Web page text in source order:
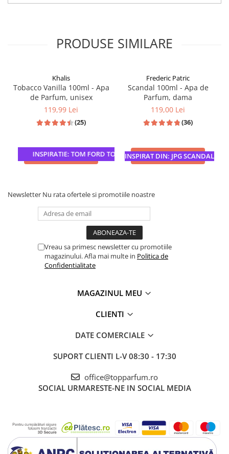
PRODUSE SIMILARE
INSPIRATIE: TOM FORD TOBACCO VANILLE
Khalis
Tobacco Vanilla 100ml - Apa
de Parfum, unisex
119,99 Lei
(25)
ADAUGA IN COS INSPIRAT DIN: JPG SCANDAL
Frederic Patric
Scandal 100ml - Apa de
Parfum, dama
119,00 Lei
(36)
ADAUGA IN COS
Newsletter Nu rata ofertele si promotiile noastre
Vreau sa primesc newsletter cu promotiile
magazinului. Afla mai multe in Politica de
Confidentialitate
MAGAZINUL MEU
CLIENTI
DATE COMERCIALE
SUPORT CLIENTI L-V 08:30 - 17:30
office@topparfum.ro
SOCIAL URMARESTE-NE IN SOCIAL MEDIA